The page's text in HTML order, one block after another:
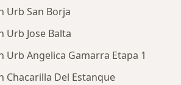
Urb San Borja
Urb Jose Balta
Urb Angelica Gamarra Etapa 1
Chacarilla Del Estanque